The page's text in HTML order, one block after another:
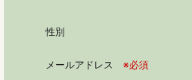
性別
メールアドレス
※必須